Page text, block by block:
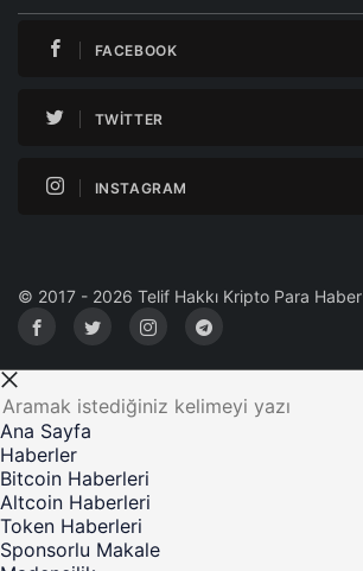
FACEBOOK
TWITTER
INSTAGRAM
© 2017 - 2026 Telif Hakkı Kripto Para Haber
Ana Sayfa
Haberler
Bitcoin Haberleri
Altcoin Haberleri
Token Haberleri
Sponsorlu Makale